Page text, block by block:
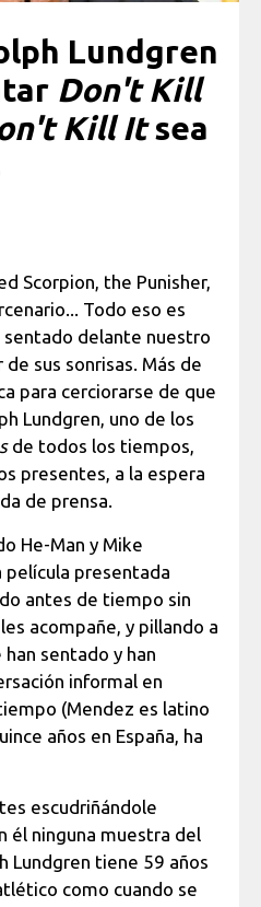
Lundgren
Don't Kill
Kill Itsea
Scorpion, the Punisher,
Todo eso es
sentado delante nuestro
sus sonrisas. Más de
para cerciorarse de que
Lundgren, uno de los
de todos los tiempos,
presentes, a la espera
de prensa.
He-Man y Mike
presentada
antes de tiempo sin
acompañe, y pillando a
sentado y han
informal en
(Mendez es latino
años en España, ha
escudriñándole
él ninguna muestra del
Lundgren tiene 59 años
como cuando se